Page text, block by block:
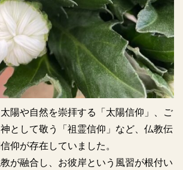
陽や自然を崇拝する「太陽信仰」、ご
として敬う「祖霊信仰」など、仏教伝
仰が存在していました。
が融合し、お彼岸という風習が根付い